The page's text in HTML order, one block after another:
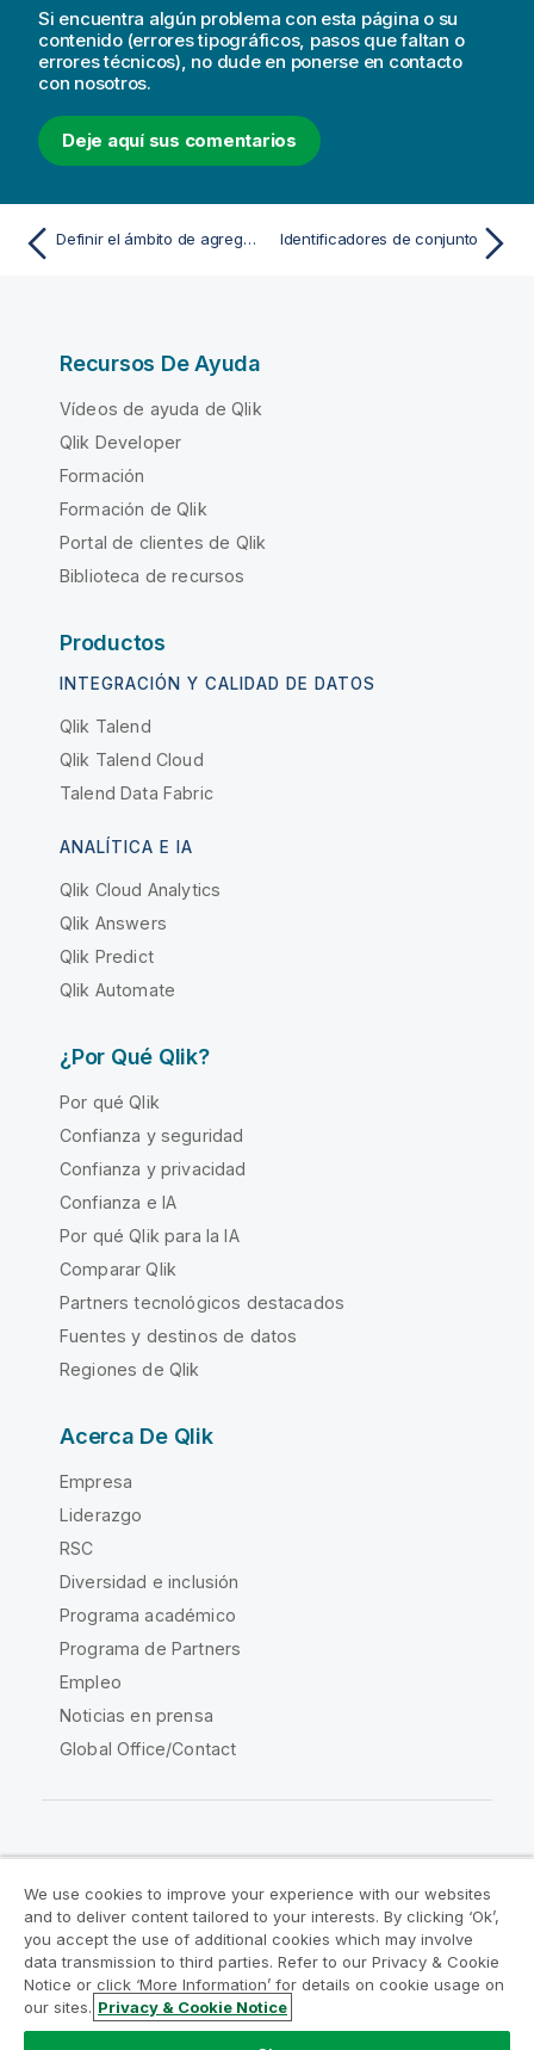
Si encuentra algún problema con esta página o su
contenido (errores tipográficos, pasos que faltan o
errores técnicos), no dude en ponerse en contacto
con nosotros.
Deje aquí sus comentarios
Definir el ámbito de agregación Identificadores de conjunto
Recursos De Ayuda
Vídeos de ayuda de Qlik
Qlik Developer
Formación
Formación de Qlik
Portal de clientes de Qlik
Biblioteca de recursos
Productos
INTEGRACIÓN Y CALIDAD DE DATOS
Qlik Talend
Qlik Talend Cloud
Talend Data Fabric
ANALÍTICA E IA
Qlik Cloud Analytics
Qlik Answers
Qlik Predict
Qlik Automate
¿Por Qué Qlik?
Por qué Qlik
Confianza y seguridad
Confianza y privacidad
Confianza e IA
Por qué Qlik para la IA
Comparar Qlik
Partners tecnológicos destacados
Fuentes y destinos de datos
Regiones de Qlik
Acerca De Qlik
Empresa
Liderazgo
RSC
Diversidad e inclusión
Programa académico
Programa de Partners
Empleo
Noticias en prensa
Global Office/Contact
Acuerdos legales
Condiciones del producto
Legal Policies
Política legal
Condiciones de uso
Marcas comerciales
Do Not Share My Info
We use cookies to improve your experience with our websites
and to deliver content tailored to your interests. By clicking ‘Ok’,
you accept the use of additional cookies which may involve
data transmission to third parties. Refer to our Privacy & Cookie
Notice or click ‘More Information’ for details on cookie usage on
our sites. Privacy & Cookie Notice